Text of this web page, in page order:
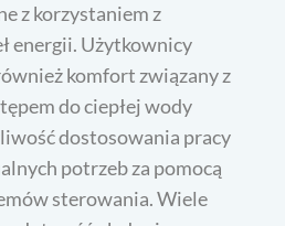
z korzystaniem z
energii. Użytkownicy
komfort związany z
do ciepłej wody
dostosowania pracy
potrzeb za pomocą
sterowania. Wiele